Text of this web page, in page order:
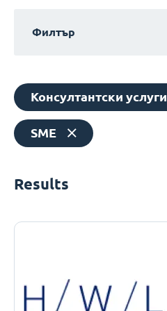
Филтър
Консултантски услуги
SME
Results